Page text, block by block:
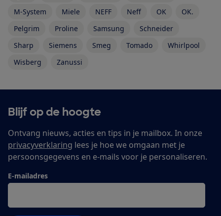
M-System
Miele NEFF Neff OK
OK.
Pelgrim
Proline Samsung
Schneider
Sharp
Siemens Smeg Tomado
Whirlpool
Wisberg
Zanussi
Blijf op de hoogte
Ontvang nieuws, acties en tips in je mailbox. In onze
privacyverklaring lees je hoe we omgaan met je
persoonsgegevens en e-mails voor je personaliseren.
E-mailadres